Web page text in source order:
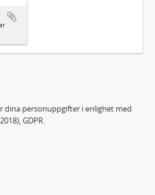
dina personuppgifter i enlighet med
GDPR.